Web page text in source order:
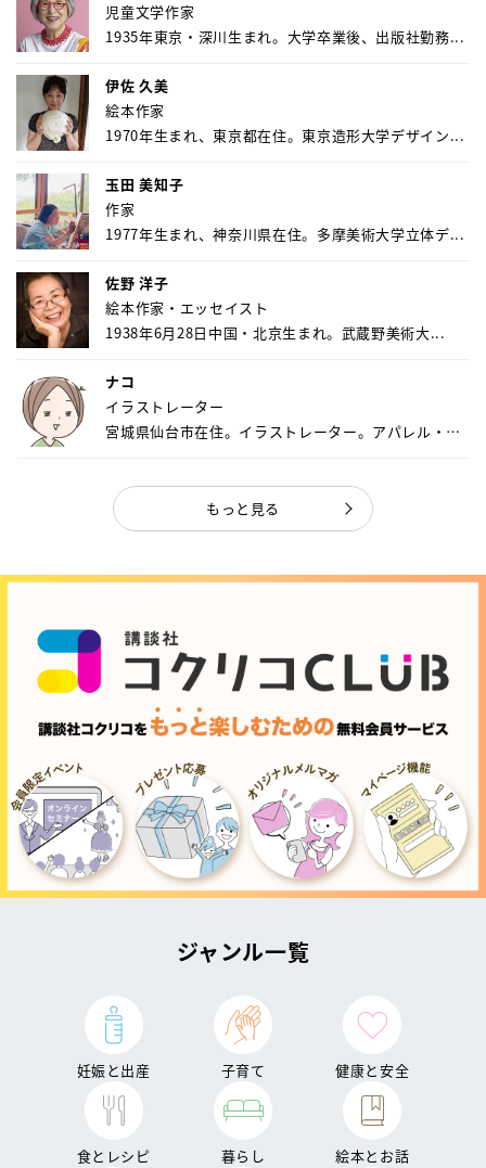
児童文学作家
1935年東京・深川生まれ。大学卒業後、出版社勤務...
伊佐 久美
絵本作家
1970年生まれ、東京都在住。東京造形大学デザイン...
玉田 美知子
作家
1977年生まれ、神奈川県在住。多摩美術大学立体デ...
佐野 洋子
絵本作家・エッセイスト
1938年6月28日中国・北京生まれ。武蔵野美術大...
ナコ
イラストレーター
宮城県仙台市在住。イラストレーター。アパレル・キ
もっと見る
ジャンル一覧
妊娠と出産 子育て 健康と安全
食とレシピ 暮らし 絵本とお話